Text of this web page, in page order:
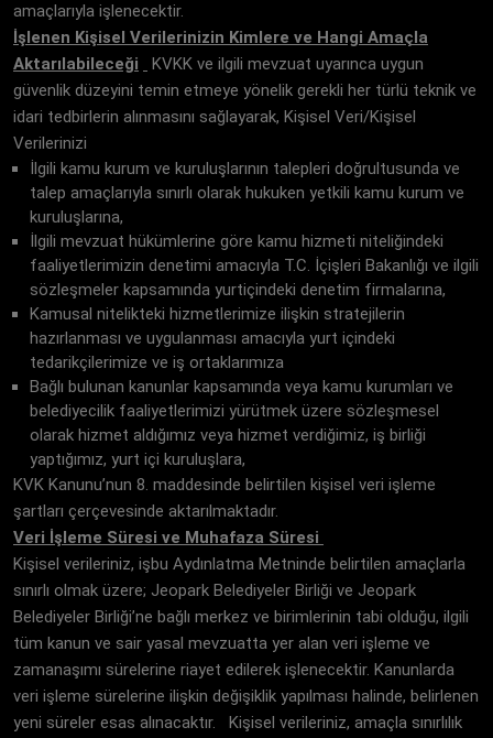
amaçlarıyla işlenecektir.
İşlenen Kişisel Verilerinizin Kimlere ve Hangi Amaçla
Aktarılabileceği
KVKK ve ilgili mevzuat uyarınca uygun
güvenlik düzeyini temin etmeye yönelik gerekli her türlü teknik ve
idari tedbirlerin alınmasını sağlayarak, Kişisel Veri/Kişisel
Verilerinizi
İlgili kamu kurum ve kuruluşlarının talepleri doğrultusunda ve
talep amaçlarıyla sınırlı olarak hukuken yetkili kamu kurum ve
kuruluşlarına,
İlgili mevzuat hükümlerine göre kamu hizmeti niteliğindeki
faaliyetlerimizin denetimi amacıyla T.C. İçişleri Bakanlığı ve ilgili
sözleşmeler kapsamında yurtiçindeki denetim firmalarına,
Kamusal nitelikteki hizmetlerimize ilişkin stratejilerin
hazırlanması ve uygulanması amacıyla yurt içindeki
tedarikçilerimize ve iş ortaklarımıza
Bağlı bulunan kanunlar kapsamında veya kamu kurumları ve
belediyecilik faaliyetlerimizi yürütmek üzere sözleşmesel
olarak hizmet aldığımız veya hizmet verdiğimiz, iş birliği
yaptığımız, yurt içi kuruluşlara,
KVK Kanunu’nun 8. maddesinde belirtilen kişisel veri işleme
şartları çerçevesinde aktarılmaktadır.
Veri İşleme Süresi ve Muhafaza Süresi
Kişisel verileriniz, işbu Aydınlatma Metninde belirtilen amaçlarla
sınırlı olmak üzere; Jeopark Belediyeler Birliği ve Jeopark
Belediyeler Birliği’ne bağlı merkez ve birimlerinin tabi olduğu, ilgili
tüm kanun ve sair yasal mevzuatta yer alan veri işleme ve
zamanaşımı sürelerine riayet edilerek işlenecektir. Kanunlarda
veri işleme sürelerine ilişkin değişiklik yapılması halinde, belirlenen
yeni süreler esas alınacaktır. Kişisel verileriniz, amaçla sınırlılık